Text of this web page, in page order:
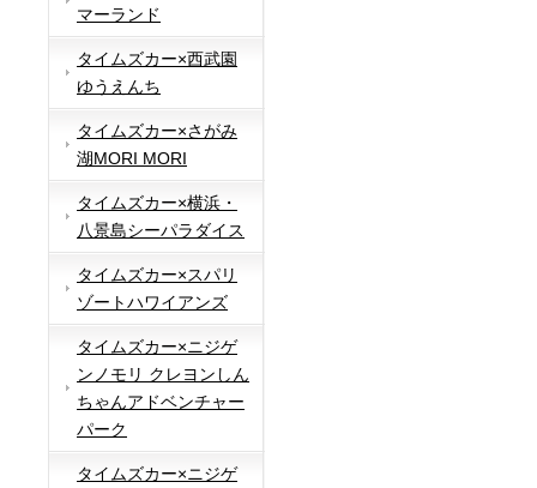
マーランド
タイムズカー×西武園
ゆうえんち
タイムズカー×さがみ
湖MORI MORI
タイムズカー×横浜・
八景島シーパラダイス
タイムズカー×スパリ
ゾートハワイアンズ
タイムズカー×ニジゲ
ンノモリ クレヨンしん
ちゃんアドベンチャー
パーク
タイムズカー×ニジゲ